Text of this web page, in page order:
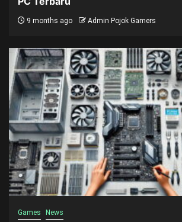
9 months ago Admin Pojok Gamers
Games News